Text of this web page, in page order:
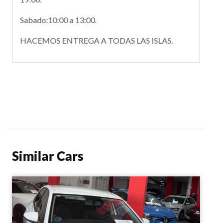
Sabado:10:00 a 13:00.
HACEMOS ENTREGA A TODAS LAS ISLAS.
Similar Cars